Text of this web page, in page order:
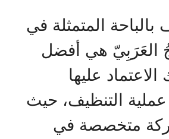
المتمثلة في
العَرَبِيّ هي أفضل
عليها
التنظيف، حيث
شركة متخصصة في